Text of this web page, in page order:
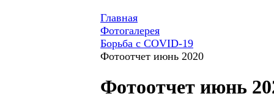
Главная
Фотогалерея
Борьба с COVID-19
Фотоотчет июнь 2020
Фотоотчет июнь